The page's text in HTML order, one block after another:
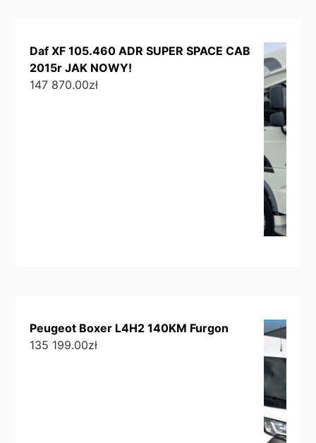
Daf XF 105.460 ADR SUPER SPACE CAB
2015r JAK NOWY!
147 870.00zł
Peugeot Boxer L4H2 140KM Furgon
135 199.00zł